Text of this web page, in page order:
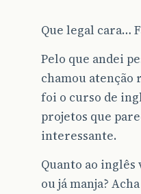
Que legal cara…
Pelo que andei
chamou atenção
foi o curso de
projetos que
interessante.
Quanto ao inglês
ou já manja?